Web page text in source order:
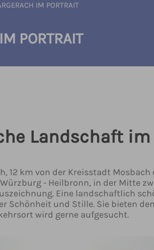
IM PORTRAIT
PORTRAIT
Landschaft
12 km von der Kreisstadt
- Heilbronn, in der Mitte
Eine landschaftlich
Schönheit und Stille. Sie bieten
wird gerne aufgesucht.